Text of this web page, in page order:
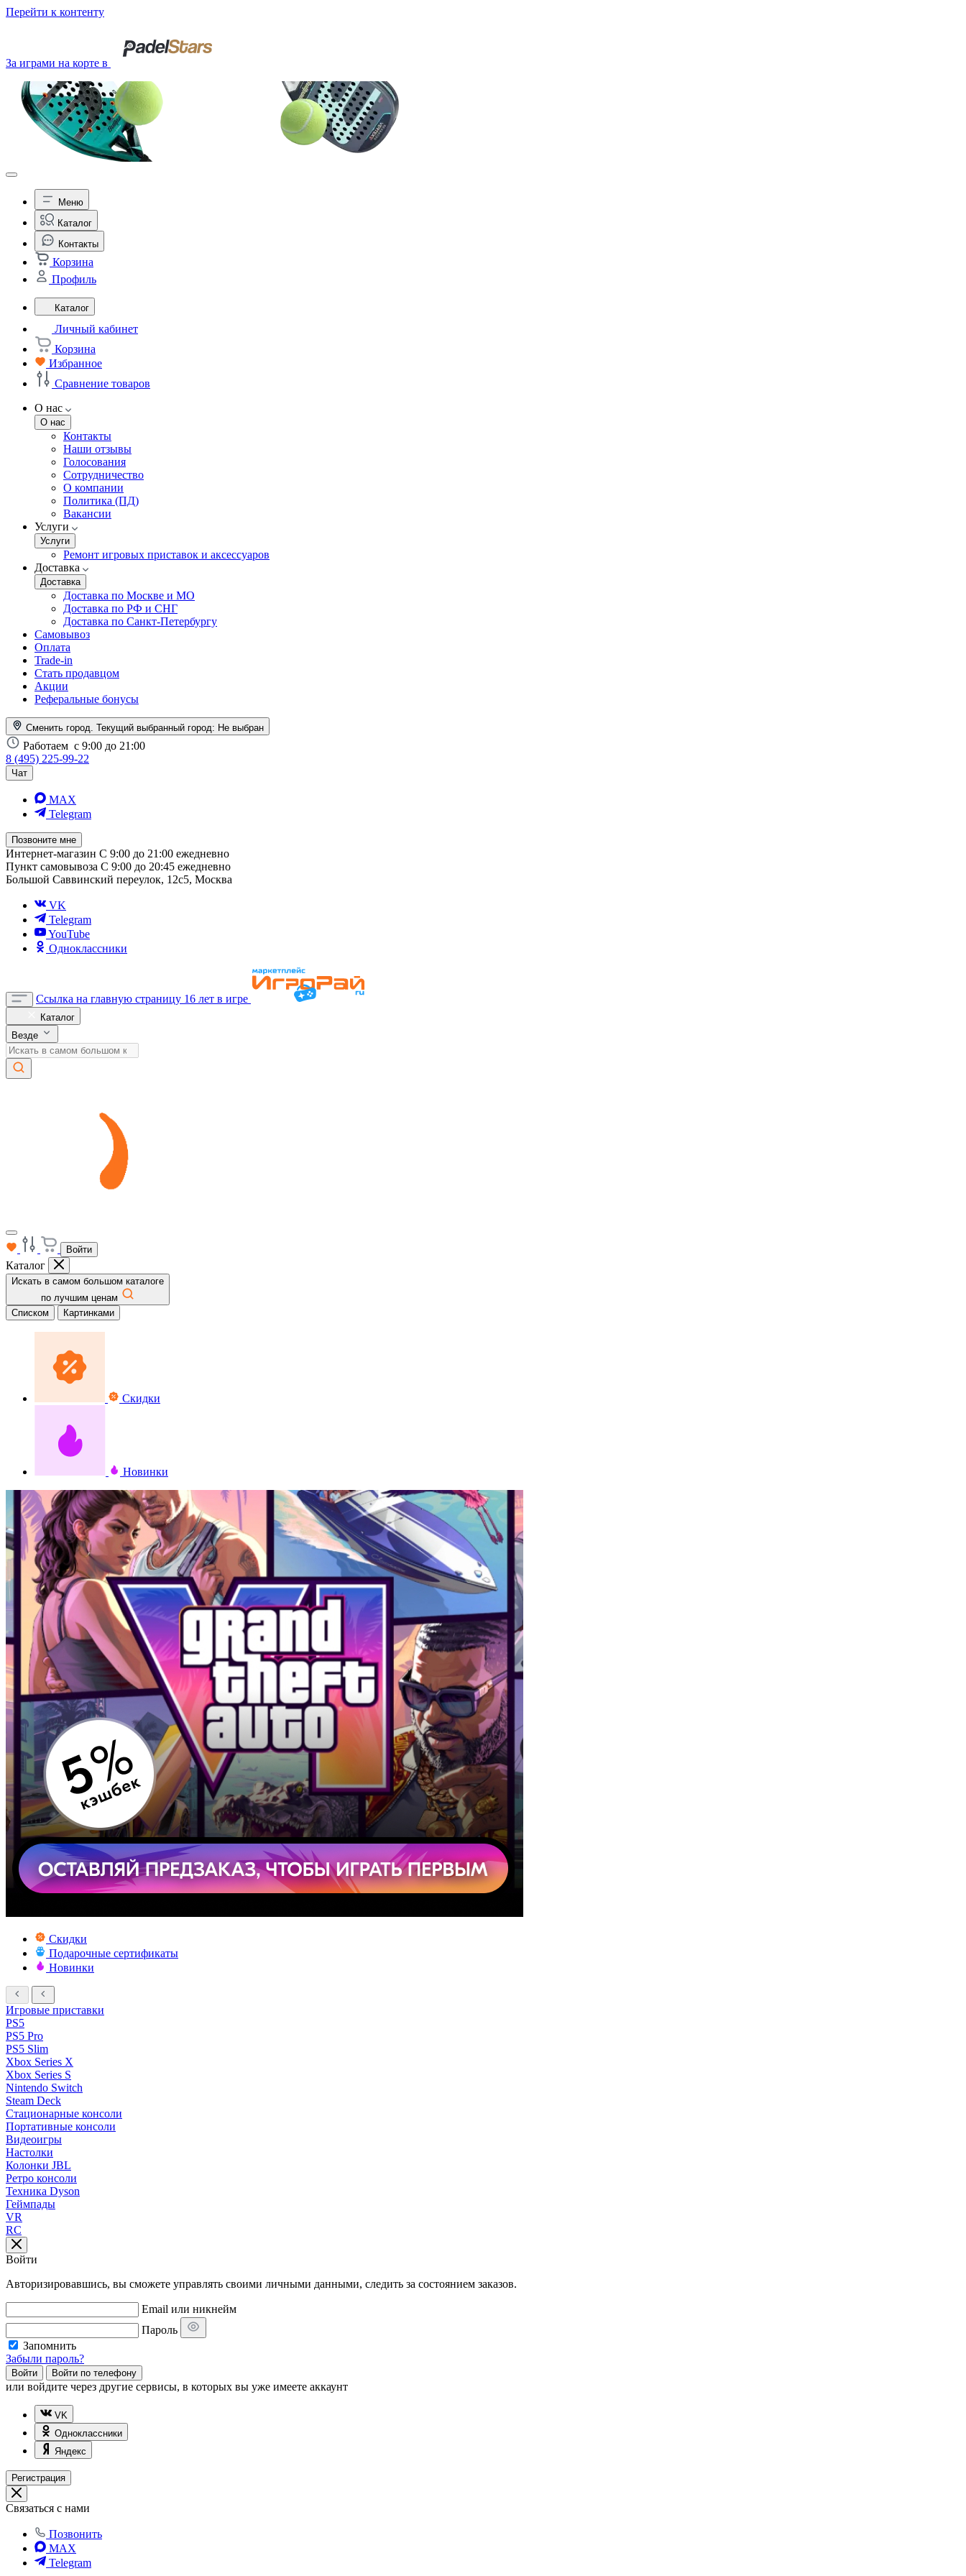
Перейти к контенту
За играми на корте в
Меню
Каталог
Контакты
Корзина
Профиль
Каталог
Личный кабинет
Корзина
Избранное
Сравнение товаров
О нас
О нас
Контакты
Наши отзывы
Голосования
Сотрудничество
О компании
Политика (ПД)
Вакансии
Услуги
Услуги
Ремонт игровых приставок и аксессуаров
Доставка
Доставка
Доставка по Москве и МО
Доставка по РФ и СНГ
Доставка по Санкт-Петербургу
Самовывоз
Оплата
Trade-in
Стать продавцом
Акции
Реферальные бонусы
Сменить город. Текущий выбранный город: Не выбран
Работаем с 9:00 до 21:00
8 (495) 225-99-22
Чат
MAX
Telegram
Позвоните мне
Интернет-магазин С 9:00 до 21:00 ежедневно
Пункт самовывоза С 9:00 до 20:45 ежедневно
Большой Саввинский переулок, 12с5, Москва
VK
Telegram
YouTube
Одноклассники
Ссылка на главную страницу 16 лет в игре
Каталог
Везде
Войти
Каталог
Искать в самом большом каталоге
по лучшим ценам
Списком
Картинками
Скидки
Новинки
Скидки
Подарочные сертификаты
Новинки
Игровые приставки
PS5
PS5 Pro
PS5 Slim
Xbox Series X
Xbox Series S
Nintendo Switch
Steam Deck
Стационарные консоли
Портативные консоли
Видеоигры
Настолки
Колонки JBL
Ретро консоли
Техника Dyson
Геймпады
VR
RC
Войти
Авторизировавшись, вы сможете управлять своими личными данными, следить за состоянием заказов.
Email или никнейм
Пароль
Запомнить
Забыли пароль?
Войти Войти по телефону
или войдите через другие сервисы, в которых вы уже имеете аккаунт
VK
Одноклассники
Яндекс
Регистрация
Связаться с нами
Позвонить
MAX
Telegram